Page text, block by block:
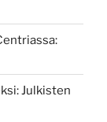
Julkisten